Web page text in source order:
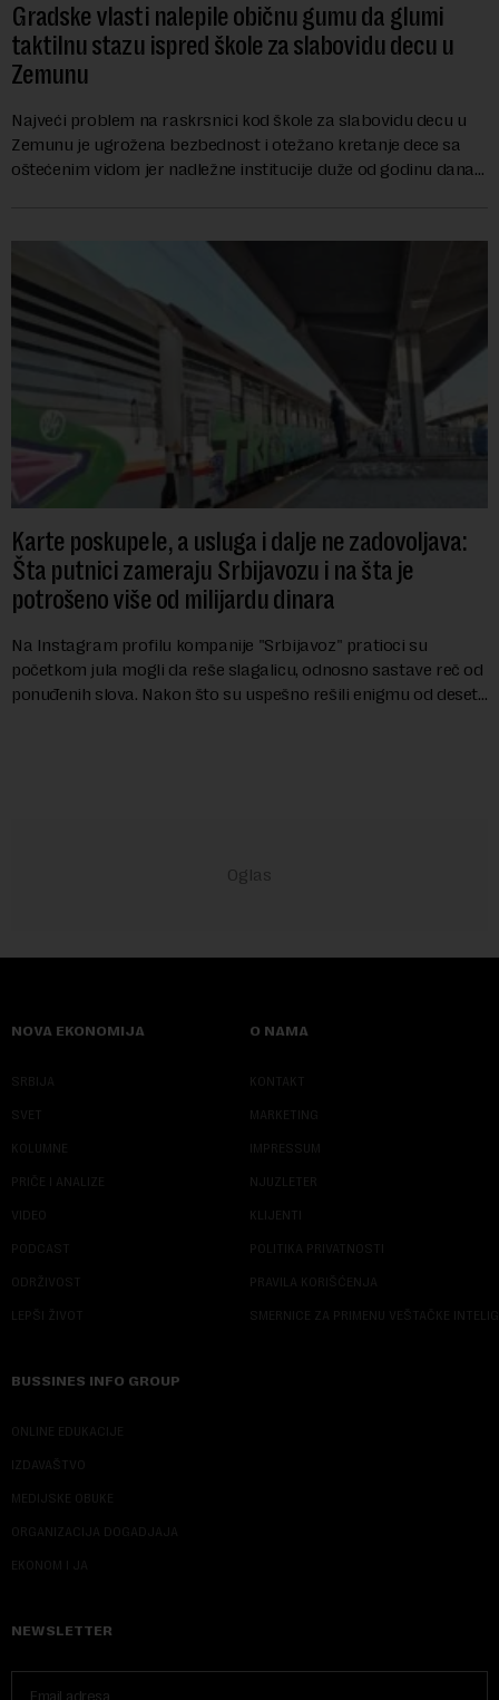
Gradske vlasti nalepile običnu gumu da glumi
taktilnu stazu ispred škole za slabovidu decu u
Zemunu
Najveći problem na raskrsnici kod škole za slabovidu decu u
Zemunu je ugrožena bezbednost i otežano kretanje dece sa
oštećenim vidom jer nadležne institucije duže od godinu dana
Karte poskupele, a usluga i dalje ne zadovoljava:
Šta putnici zameraju Srbijavozu i na šta je
potrošeno više od milijardu dinara
Na Instagram profilu kompanije "Srbijavoz" pratioci su
početkom jula mogli da reše slagalicu, odnosno sastave reč od
ponuđenih slova. Nakon što su uspešno rešili enigmu od deset
NOVA EKONOMIJA
SRBIJA
SVET
KOLUMNE
PRIČE I ANALIZE
VIDEO
PODCAST
ODRŽIVOST
LEPŠI ŽIVOT
O NAMA
KONTAKT
MARKETING
IMPRESSUM
NJUZLETER
KLIJENTI
POLITIKA PRIVATNOSTI
PRAVILA KORIŠĆENJA
SMERNICE ZA PRIMENU VEŠTAČKE
BUSSINES INFO GROUP
ONLINE EDUKACIJE
IZDAVAŠTVO
MEDIJSKE OBUKE
ORGANIZACIJA DOGADJAJA
EKONOM I JA
NEWSLETTER